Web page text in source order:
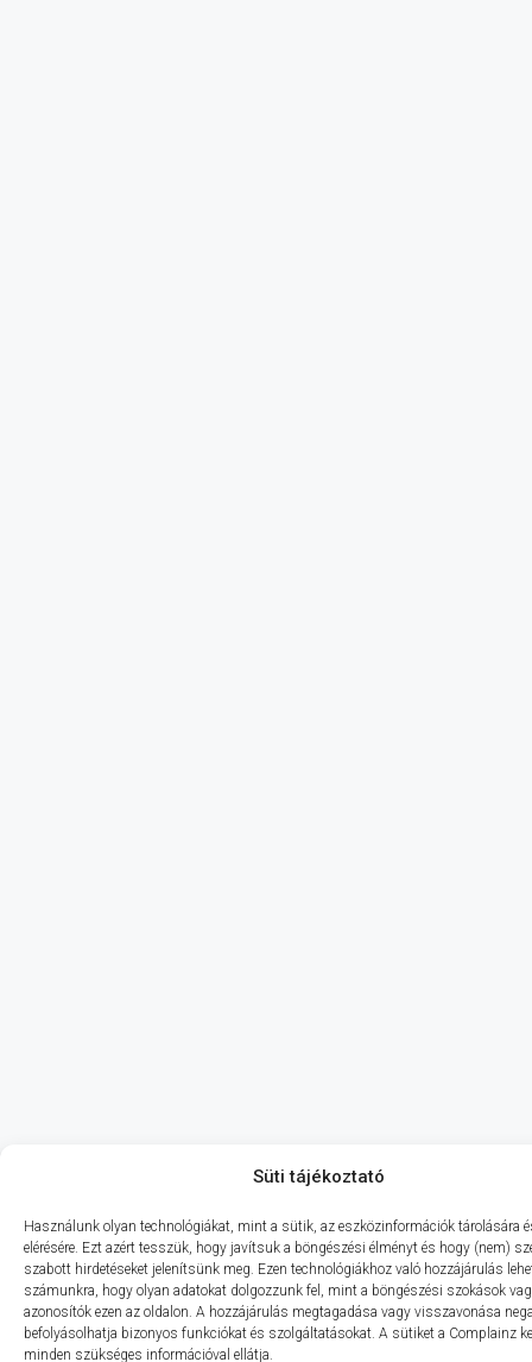
Süti tájékoztató
Használunk olyan technológiákat, mint a sütik, az eszközinformációk tárolására
elérésére. Ezt azért tesszük, hogy javítsuk a böngészési élményt és hogy (nem)
szabott hirdetéseket jelenítsünk meg. Ezen technológiákhoz való hozzájárulás
számunkra, hogy olyan adatokat dolgozzunk fel, mint a böngészési szokások
azonosítók ezen az oldalon. A hozzájárulás megtagadása vagy visszavonása
befolyásolhatja bizonyos funkciókat és szolgáltatásokat. A sütiket a Complainz
minden szükséges információval ellátja.